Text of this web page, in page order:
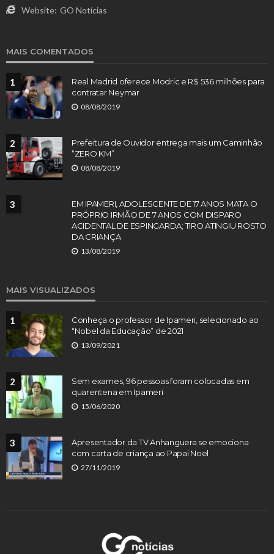
Website: GO Notícias
MAIS COMENTADOS
1
Real Madrid oferece Modric e R$ 536 milhões para
contratar Neymar
08/08/2019
2
Prefeitura de Ouvidor entrega mais um Caminhão
“ZERO KM”
08/08/2019
3
EM IPAMERI, ADOLESCENTE DE 17 ANOS MATA O
PRÓPRIO IRMÃO DE 7 ANOS COM DISPARO
ACIDENTAL DE ESPINGARDA; TIRO ATINGIU ROSTO
DA CRIANÇA
13/08/2019
MAIS VISUALIZADOS
1
Conheça o professor de Ipameri, selecionado ao
“Nobel da Educação” de 2021
13/09/2021
2
Sem exames, 96 pessoas foram colocadas em
quarentena em Ipameri
15/06/2020
3
Apresentador da TV Anhanguera se emociona
com carta de criança ao Papai Noel
27/11/2019